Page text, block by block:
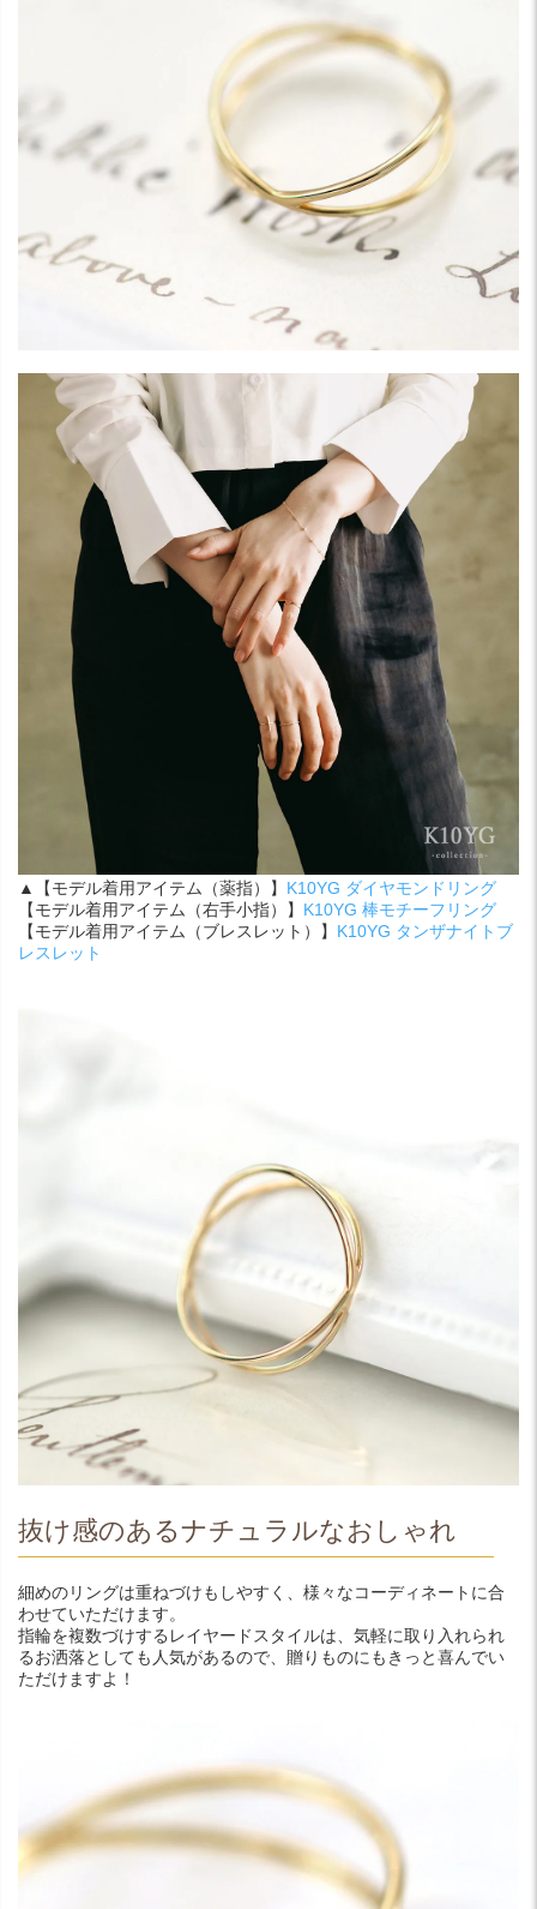
▲【モデル着用アイテム（薬指）】 K10YG ダイヤモンドリング
【モデル着用アイテム（右手小指）】 K10YG 棒モチーフリング
【モデル着用アイテム（ブレスレット）】 K10YG タンザナイトブ
レスレット
抜け感のあるナチュラルなおしゃれ
細めのリングは重ねづけもしやすく、様々なコーディネートに合
わせていただけます。
指輪を複数づけするレイヤードスタイルは、気軽に取り入れられ
るお洒落としても人気があるので、贈りものにもきっと喜んでい
ただけますよ！